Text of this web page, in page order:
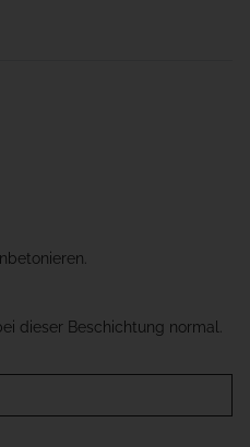
dieser Beschichtung normal.